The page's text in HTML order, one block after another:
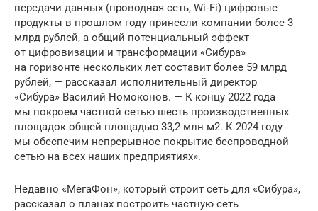
передачи данных (проводная сеть, Wi‑Fi) цифровые
продукты в прошлом году принесли компании более 3
млрд рублей, а общий потенциальный эффект
от цифровизации и трансформации «Сибура»
на горизонте нескольких лет составит более 59 млрд
рублей, — рассказал исполнительный директор
«Сибура» Василий Номоконов. — К концу 2022 года
мы покроем частной сетью шесть производственных
площадок общей площадью 33,2 млн м2. К 2024 году
мы обеспечим непрерывное покрытие беспроводной
сетью на всех наших предприятиях».
Недавно «МегаФон», который строит сеть для «Сибура»,
рассказал о планах построить частную сеть